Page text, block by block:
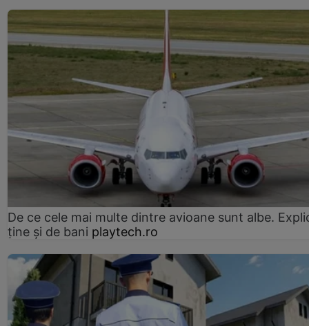
De ce cele mai multe dintre avioane sunt albe.
ține și de bani playtech.ro